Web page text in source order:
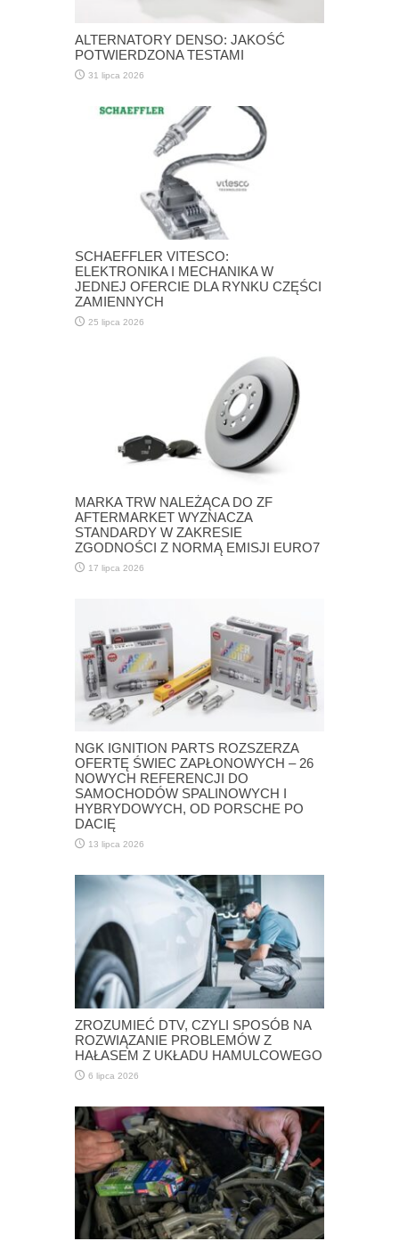
ALTERNATORY DENSO: JAKOŚĆ
POTWIERDZONA TESTAMI
31 lipca 2026
SCHAEFFLER VITESCO:
ELEKTRONIKA I MECHANIKA W
JEDNEJ OFERCIE DLA RYNKU CZĘŚCI
ZAMIENNYCH
25 lipca 2026
MARKA TRW NALEŻĄCA DO ZF
AFTERMARKET WYZNACZA
STANDARDY W ZAKRESIE
ZGODNOŚCI Z NORMĄ EMISJI EURO7
17 lipca 2026
NGK IGNITION PARTS ROZSZERZA
OFERTĘ ŚWIEC ZAPŁONOWYCH – 26
NOWYCH REFERENCJI DO
SAMOCHODÓW SPALINOWYCH I
HYBRYDOWYCH, OD PORSCHE PO
DACIĘ
13 lipca 2026
ZROZUMIEĆ DTV, CZYLI SPOSÓB NA
ROZWIĄZANIE PROBLEMÓW Z
HAŁASEM Z UKŁADU HAMULCOWEGO
6 lipca 2026